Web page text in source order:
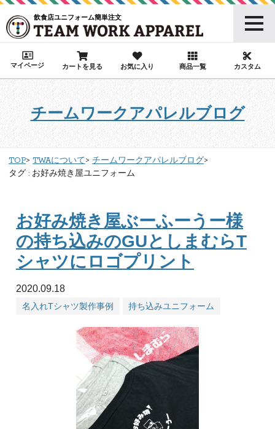
飲食店ユニフォーム簡単注文
マイページ カートを見る お気に入り 商品一覧 カスタム
チームワークアパレルブログ
TOP TWAについて
チームワークアパレルブログ
タグ : お好み焼き屋ユニフォーム
お好み焼き屋ぶーふーうー様
の持ち込みのGUとしまむらT
シャツにロゴプリント
2020.09.18
名入れTシャツ製作事例 持ち込みユニフォーム